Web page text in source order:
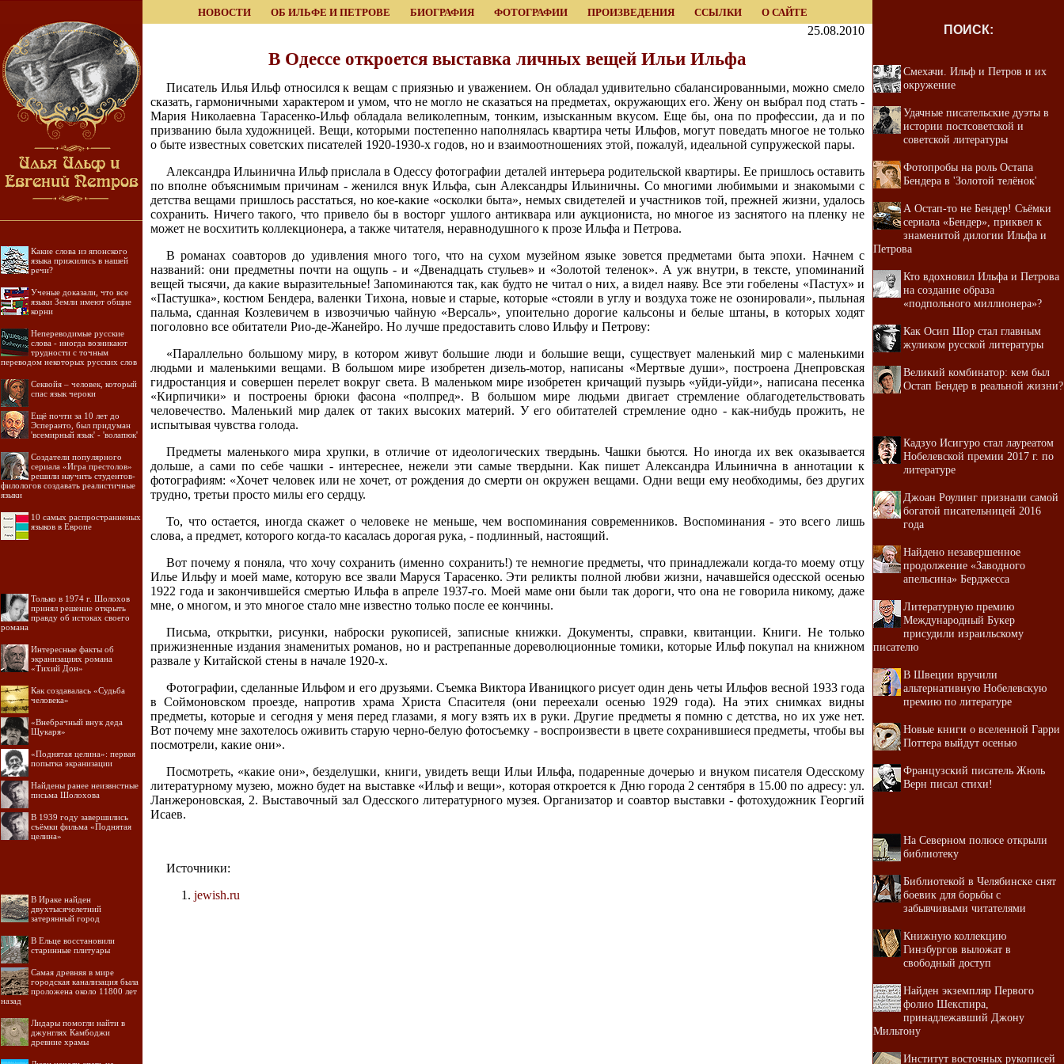
НОВОСТИ ОБ ИЛЬФЕ И ПЕТРОВЕ БИОГРАФИЯ ФОТОГРАФИИ ПРОИЗВЕДЕНИЯ ССЫЛКИ О САЙТЕ
Какие слова из японского
языка прижились в нашей
речи?
Ученые доказали, что все
языки Земли имеют общие
корни
Непереводимые русские
слова - иногда возникают
трудности с точным
переводом некоторых русских слов
Секвойя – человек, который
спас язык чероки
Ещё почти за 10 лет до
Эсперанто, был придуман
'всемирный язык' - 'волапюк'
Создатели популярного
сериала «Игра престолов»
решили научить студентов-
филологов создавать реалистичные
языки
10 самых распространненых
языков в Европе
Только в 1974 г. Шолохов
принял решение открыть
правду об истоках своего
романа
Интересные факты об
экранизациях романа
«Тихий Дон»
Как создавалась «Судьба
человека»
«Внебрачный внук деда
Щукаря»
«Поднятая целина»: первая
попытка экранизации
Найдены ранее неизвнстные
письма Шолохова
В 1939 году завершились
съёмки фильма «Поднятая
целина»
В Ираке найден
двухтысячелетний
затерянный город
В Ельце восстановили
старинные плитуары
Самая древняя в мире
городская канализация была
проложена около 11800 лет
назад
Лидары помогли найти в
джунглях Камбоджи
древние храмы
25.08.2010
В Одессе откроется выставка личных вещей Ильи Ильфа
Писатель Илья Ильф относился к вещам с приязнью и уважением. Он обладал удивительно сбалансированными, можно смело
сказать, гармоничными характером и умом, что не могло не сказаться на предметах, окружающих его. Жену он выбрал под стать -
Мария Николаевна Тарасенко-Ильф обладала великолепным, тонким, изысканным вкусом. Еще бы, она по профессии, да и по
призванию была художницей. Вещи, которыми постепенно наполнялась квартира четы Ильфов, могут поведать многое не только
о быте известных советских писателей 1920-1930-х годов, но и взаимоотношениях этой, пожалуй, идеальной супружеской пары.
Александра Ильинична Ильф прислала в Одессу фотографии деталей интерьера родительской квартиры. Ее пришлось оставить
по вполне объяснимым причинам - женился внук Ильфа, сын Александры Ильиничны. Со многими любимыми и знакомыми с
детства вещами пришлось расстаться, но кое-какие «осколки быта», немых свидетелей и участников той, прежней жизни, удалось
сохранить. Ничего такого, что привело бы в восторг ушлого антиквара или аукциониста, но многое из заснятого на пленку не
может не восхитить коллекционера, а также читателя, неравнодушного к прозе Ильфа и Петрова.
В романах соавторов до удивления много того, что на сухом музейном языке зовется предметами быта эпохи. Начнем с
названий: они предметны почти на ощупь - и «Двенадцать стульев» и «Золотой теленок». А уж внутри, в тексте, упоминаний
вещей тысячи, да какие выразительные! Запоминаются так, как будто не читал о них, а видел наяву. Все эти гобелены «Пастух» и
«Пастушка», костюм Бендера, валенки Тихона, новые и старые, которые «стояли в углу и воздуха тоже не озонировали», пыльная
пальма, сданная Козлевичем в извозчичью чайную «Версаль», упоительно дорогие кальсоны и белые штаны, в которых ходят
поголовно все обитатели Рио-де-Жанейро. Но лучше предоставить слово Ильфу и Петрову:
«Параллельно большому миру, в котором живут большие люди и большие вещи, существует маленький мир с маленькими
людьми и маленькими вещами. В большом мире изобретен дизель-мотор, написаны «Мертвые души», построена Днепровская
гидростанция и совершен перелет вокруг света. В маленьком мире изобретен кричащий пузырь «уйди-уйди», написана песенка
«Кирпичики» и построены брюки фасона «полпред». В большом мире людьми двигает стремление облагодетельствовать
человечество. Маленький мир далек от таких высоких материй. У его обитателей стремление одно - как-нибудь прожить, не
испытывая чувства голода.
Предметы маленького мира хрупки, в отличие от идеологических твердынь. Чашки бьются. Но иногда их век оказывается
дольше, а сами по себе чашки - интереснее, нежели эти самые твердыни. Как пишет Александра Ильинична в аннотации к
фотографиям: «Хочет человек или не хочет, от рождения до смерти он окружен вещами. Одни вещи ему необходимы, без других
трудно, третьи просто милы его сердцу.
То, что остается, иногда скажет о человеке не меньше, чем воспоминания современников. Воспоминания - это всего лишь
слова, а предмет, которого когда-то касалась дорогая рука, - подлинный, настоящий.
Вот почему я поняла, что хочу сохранить (именно сохранить!) те немногие предметы, что принадлежали когда-то моему отцу
Илье Ильфу и моей маме, которую все звали Маруся Тарасенко. Эти реликты полной любви жизни, начавшейся одесской осенью
1922 года и закончившейся смертью Ильфа в апреле 1937-го. Моей маме они были так дороги, что она не говорила никому, даже
мне, о многом, и это многое стало мне известно только после ее кончины.
Письма, открытки, рисунки, наброски рукописей, записные книжки. Документы, справки, квитанции. Книги. Не только
прижизненные издания знаменитых романов, но и растрепанные дореволюционные томики, которые Ильф покупал на книжном
развале у Китайской стены в начале 1920-х.
Фотографии, сделанные Ильфом и его друзьями. Съемка Виктора Иваницкого рисует один день четы Ильфов весной 1933 года
в Соймоновском проезде, напротив храма Христа Спасителя (они переехали осенью 1929 года). На этих снимках видны
предметы, которые и сегодня у меня перед глазами, я могу взять их в руки. Другие предметы я помню с детства, но их уже нет.
Вот почему мне захотелось оживить старую черно-белую фотосъемку - воспроизвести в цвете сохранившиеся предметы, чтобы вы
посмотрели, какие они».
Посмотреть, «какие они», безделушки, книги, увидеть вещи Ильи Ильфа, подаренные дочерью и внуком писателя Одесскому
литературному музею, можно будет на выставке «Ильф и вещи», которая откроется к Дню города 2 сентября в 15.00 по адресу: ул.
Ланжероновская, 2. Выставочный зал Одесского литературного музея. Организатор и соавтор выставки - фотохудожник Георгий
Исаев.
Источники:
jewish.ru
ПОИСК:
Смехачи. Ильф и Петров и их
окружение
Удачные писательские дуэты в
истории постсоветской и
советской литературы
Фотопробы на роль Остапа
Бендера в 'Золотой телёнок'
А Остап-то не Бендер! Cъёмки
сериала «Бендер», приквел к
знаменитой дилогии Ильфа и
Петрова
Кто вдохновил Ильфа и Петрова
на создание образа
«подпольного миллионера»?
Как Осип Шор стал главным
жуликом русской литературы
Великий комбинатор: кем был
Остап Бендер в реальной жизни?
Кадзуо Исигуро стал лауреатом
Нобелевской премии 2017 г. по
литературе
Джоан Роулинг признали самой
богатой писательницей 2016
года
Найдено незавершенное
продолжение «Заводного
апельсина» Берджесса
Литературную премию
Международный Букер
присудили израильскому
писателю
В Швеции вручили
альтернативную Нобелевскую
премию по литературе
Новые книги о вселенной Гарри
Поттера выйдут осенью
Французский писатель Жюль
Верн писал стихи!
На Северном полюсе открыли
библиотеку
Библиотекой в Челябинске снят
боевик для борьбы с
забывчивыми читателями
Книжную коллекцию
Гинзбургов выложат в
свободный доступ
Найден экземпляр Первого
фолио Шекспира,
принадлежавший Джону
Мильтону
Институт восточных рукописей